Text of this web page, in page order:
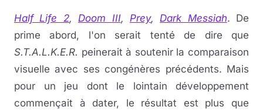
Half Life 2,Doom III, Prey,Dark Messiah. De
prime abord, l'on serait tenté de dire que
S.T.A.L.K.E.R. peinerait à soutenir la comparaison
visuelle avec ses congénères précédents. Mais
pour un jeu dont le lointain développement
commençait à dater, le résultat est plus que